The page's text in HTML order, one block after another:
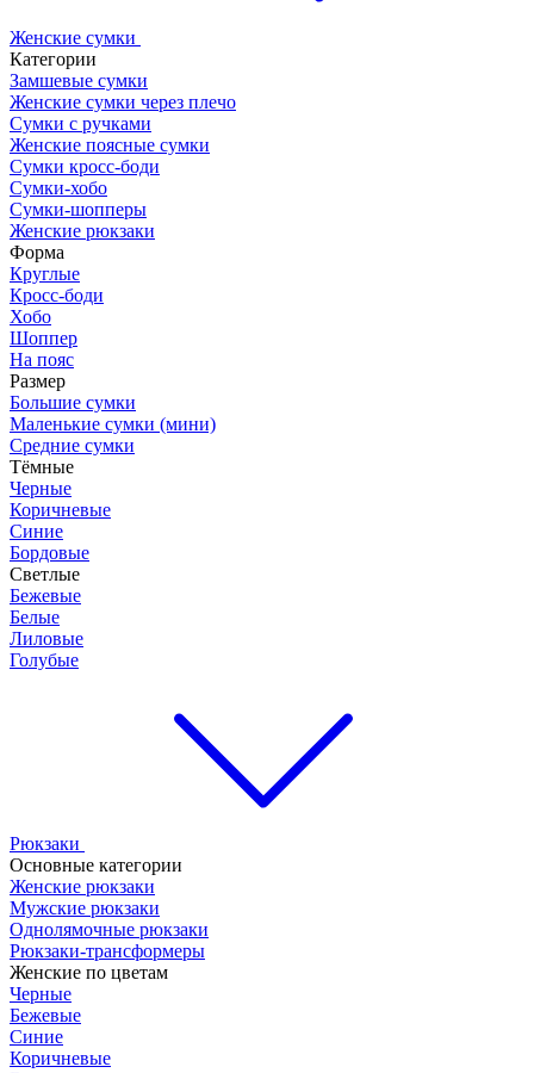
Женские сумки
Категории
Замшевые сумки
Женские сумки через плечо
Сумки с ручками
Женские поясные сумки
Сумки кросс-боди
Сумки-хобо
Сумки-шопперы
Женские рюкзаки
Форма
Круглые
Кросс-боди
Хобо
Шоппер
На пояс
Размер
Большие сумки
Маленькие сумки (мини)
Средние сумки
Тёмные
Черные
Коричневые
Синие
Бордовые
Светлые
Бежевые
Белые
Лиловые
Голубые
Рюкзаки
Основные категории
Женские рюкзаки
Мужские рюкзаки
Однолямочные рюкзаки
Рюкзаки-трансформеры
Женские по цветам
Черные
Бежевые
Синие
Коричневые